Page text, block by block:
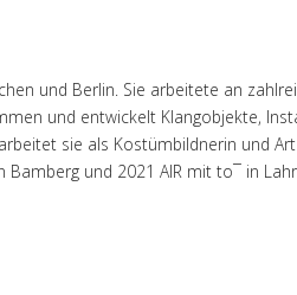
und Berlin. Sie arbeitete an
und entwickelt Klangobjekte,
sie als Kostümbildnerin und
und 2021 AIR mit to¯ in